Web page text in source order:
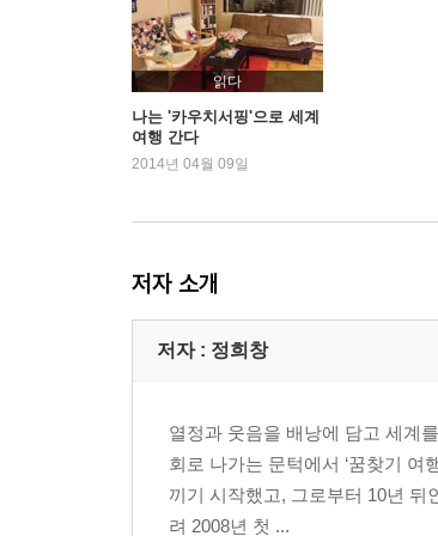
04. Q & A
2부 좌충우돌 친구되기 in 카우치서핑
노르웨이
01. 트롬쇠, 미켈-괜찮아, 항상 좋은 모
몬테네그로
벨기에
04. 브뤼헤, 마리끄와 베르트-살아보고
헝가리
읽다
나는 '카우치서핑'으로 세계
여행 간다
2014년 04월 09일
저자 소개
저자 : 정희창
열정과 웃음을 배낭에 담고 세계
회로 나가는 문턱에서 ‘꿈찾기
끼기 시작했고, 그로부터 10년 뒤
려 2008년 첫 ...